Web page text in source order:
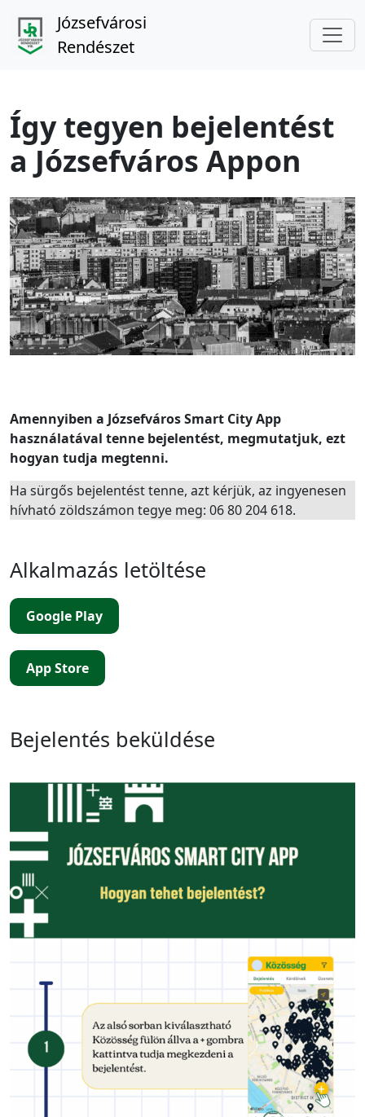
Józsefvárosi
Rendészet
Így tegyen bejelentést
a Józsefváros Appon
Amennyiben a Józsefváros Smart City App
használatával tenne bejelentést, megmutatjuk, ezt
hogyan tudja megtenni.
Ha sürgős bejelentést tenne, azt kérjük, az ingyenesen
hívható zöldszámon tegye meg: 06 80 204 618.
Alkalmazás letöltése
Google Play
App Store
Bejelentés beküldése